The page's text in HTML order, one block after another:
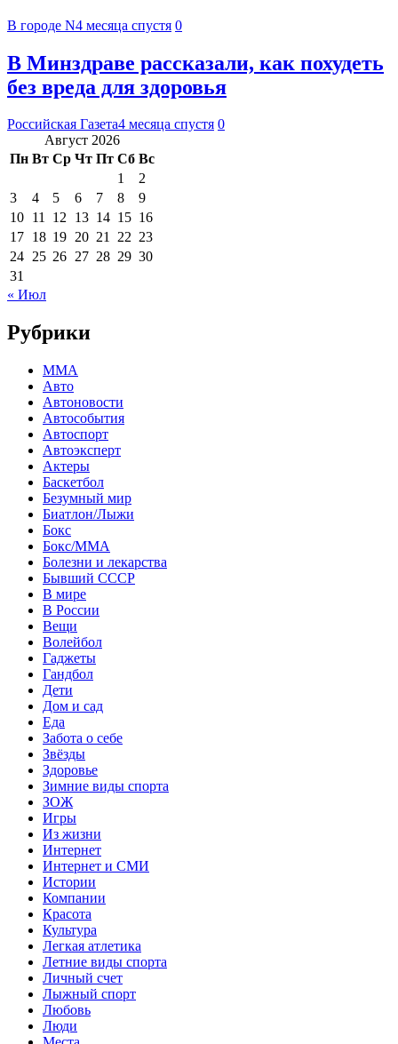
В городе N4 месяца спустя 0
В Минздраве рассказали, как похудеть
без вреда для здоровья
Российская Газета4 месяца спустя 0
Август 2026
Пн Вт Ср Чт Пт Сб Вс
1
2
3
4 5 6 7 8
9
10 11 12 13 14 15 16
17 18 19 20 21 22 23
24 25 26 27 28 29 30
31
« Июл
Рубрики
MMA
Авто
Автоновости
Автособытия
Автоспорт
Автоэксперт
Актеры
Баскетбол
Безумный мир
Биатлон/Лыжи
Бокс
Бокс/MMA
Болезни и лекарства
Бывший СССР
В мире
В России
Вещи
Волейбол
Гаджеты
Гандбол
Дети
Дом и сад
Еда
Забота о себе
Звёзды
Здоровье
Зимние виды спорта
ЗОЖ
Игры
Из жизни
Интернет
Интернет и СМИ
Истории
Компании
Красота
Культура
Легкая атлетика
Летние виды спорта
Личный счет
Лыжный спорт
Любовь
Люди